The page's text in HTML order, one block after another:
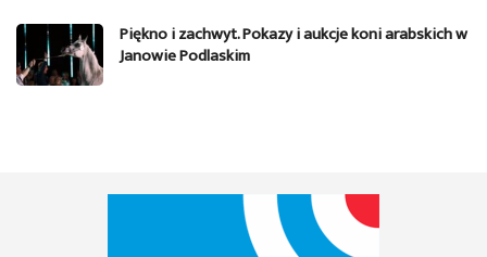
Piękno i zachwyt. Pokazy i aukcje koni arabskich w
Janowie Podlaskim